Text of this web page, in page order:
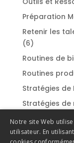
Préparation
Retenir les
(6)
Routines de
Routines
Stratégies de
Stratégies de
Styles de
Success
Notre site Web
utilisateur. En